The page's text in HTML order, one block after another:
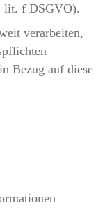
lit. f DSGVO).
verarbeiten,
Bezug auf diese